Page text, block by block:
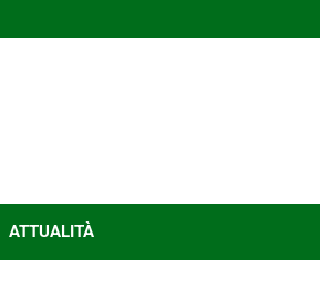
ATTUALITÀ